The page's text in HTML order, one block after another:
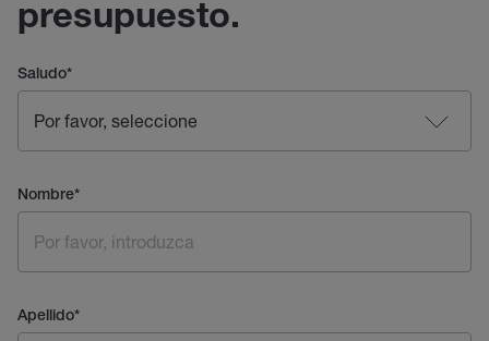
presupuesto.
Saludo*
Nombre*
Apellido*